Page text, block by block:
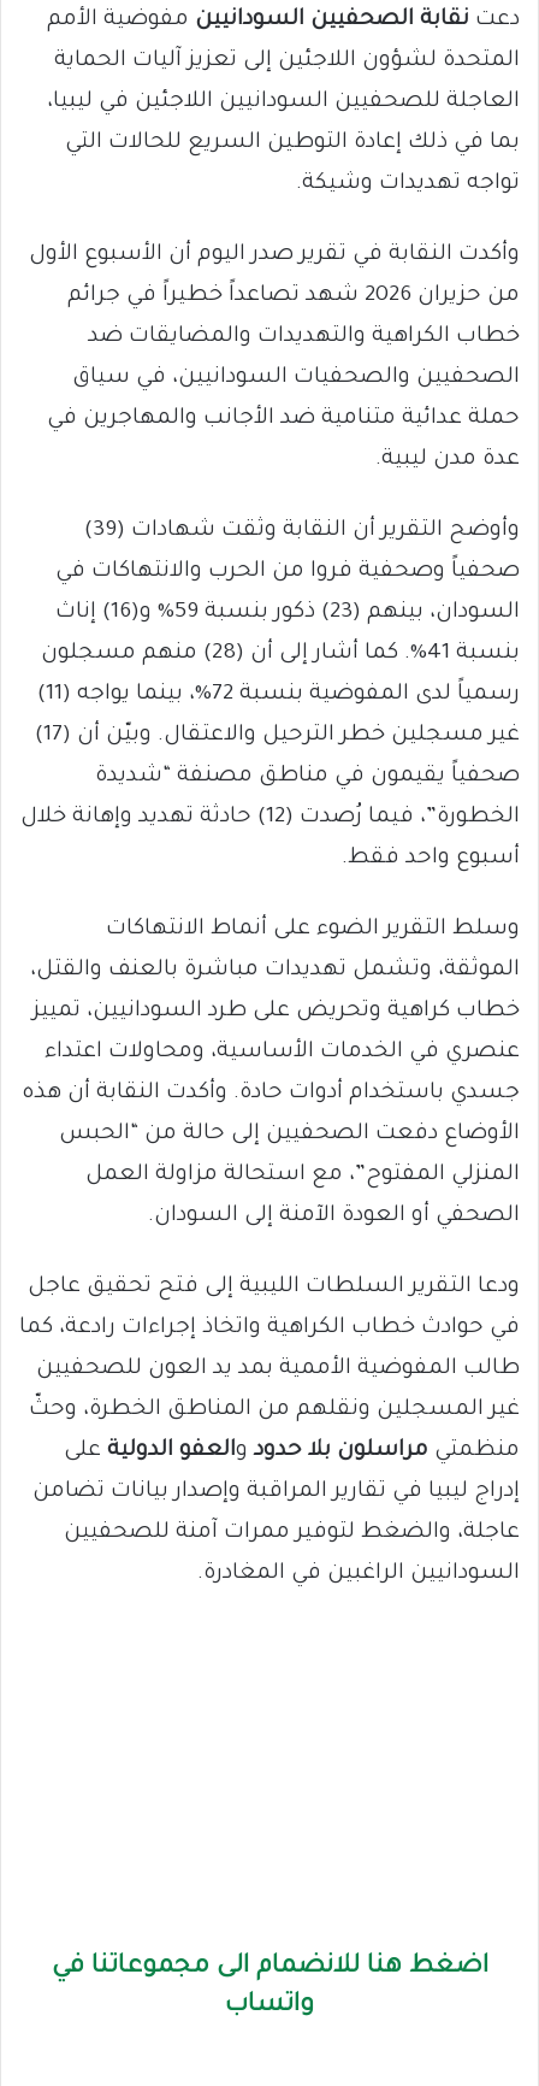
دعت نقابة الصحفيين السودانيين مفوضية الأمم
المتحدة لشؤون اللاجئين إلى تعزيز آليات الحماية
العاجلة للصحفيين السودانيين اللاجئين في ليبيا،
بما في ذلك إعادة التوطين السريع للحالات التي
تواجه تهديدات وشيكة.
وأكدت النقابة في تقرير صدر اليوم أن الأسبوع الأول
من حزيران 2026 شهد تصاعداً خطيراً في جرائم
خطاب الكراهية والتهديدات والمضايقات ضد
الصحفيين والصحفيات السودانيين، في سياق
حملة عدائية متنامية ضد الأجانب والمهاجرين في
عدة مدن ليبية.
وأوضح التقرير أن النقابة وثقت شهادات (39)
صحفياً وصحفية فروا من الحرب والانتهاكات في
السودان، بينهم (23) ذكور بنسبة 59% و(16) إناث
بنسبة 41%. كما أشار إلى أن (28) منهم مسجلون
رسمياً لدى المفوضية بنسبة 72%، بينما يواجه (11)
غير مسجلين خطر الترحيل والاعتقال. وبيّن أن (17)
صحفياً يقيمون في مناطق مصنفة “شديدة
الخطورة”، فيما رُصدت (12) حادثة تهديد وإهانة خلال
أسبوع واحد فقط.
وسلط التقرير الضوء على أنماط الانتهاكات
الموثقة، وتشمل تهديدات مباشرة بالعنف والقتل،
خطاب كراهية وتحريض على طرد السودانيين، تمييز
عنصري في الخدمات الأساسية، ومحاولات اعتداء
جسدي باستخدام أدوات حادة. وأكدت النقابة أن هذه
الأوضاع دفعت الصحفيين إلى حالة من “الحبس
المنزلي المفتوح”، مع استحالة مزاولة العمل
الصحفي أو العودة الآمنة إلى السودان.
ودعا التقرير السلطات الليبية إلى فتح تحقيق عاجل
في حوادث خطاب الكراهية واتخاذ إجراءات رادعة، كما
طالب المفوضية الأممية بمد يد العون للصحفيين
غير المسجلين ونقلهم من المناطق الخطرة، وحثّ
منظمتي مراسلون بلا حدودوالعفو الدولية على
إدراج ليبيا في تقارير المراقبة وإصدار بيانات تضامن
عاجلة، والضغط لتوفير ممرات آمنة للصحفيين
السودانيين الراغبين في المغادرة.
اضغط هنا للانضمام الى مجموعاتنا في
واتساب